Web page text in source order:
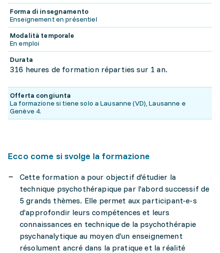
Forma di insegnamento
Enseignement en présentiel
Modalità temporale
En emploi
Durata
316 heures de formation réparties sur 1 an.
Offerta congiunta
La formazione si tiene solo a Lausanne (VD), Lausanne e
Genève 4.
Ecco come si svolge la formazione
Cette formation a pour objectif d’étudier la
technique psychothérapique par l’abord successif de
5 grands thèmes. Elle permet aux participant-e-s
d’approfondir leurs compétences et leurs
connaissances en technique de la psychothérapie
psychanalytique au moyen d’un enseignement
résolument ancré dans la pratique et la réalité